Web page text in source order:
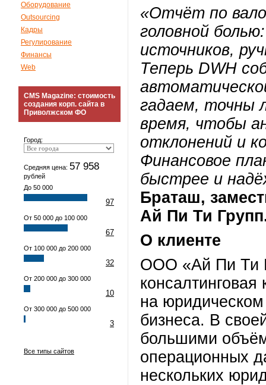
Оборудование
Outsourcing
Кадры
Регулирование
Финансы
Web
CMS Magazine: стоимость
создания корп. сайта в
Приволжском ФО
Город:
Средняя цена: 57 958
рублей
До 50 000
97
От 50 000 до 100 000
67
От 100 000 до 200 000
32
От 200 000 до 300 000
10
От 300 000 до 500 000
3
Все типы сайтов
«Отчёт по
головной
источников,
Теперь DWH
гадаем, точны
время, чтобы
отклонений и
Финансовое
быстрее и
Браташ,
Ай Пи Ти
О клиенте
ООО «Ай Пи Ти
на
бизнеса. В
большими
операционных
нескольких